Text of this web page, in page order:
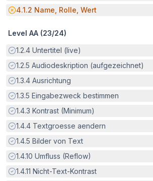
Potenzielle Barriere:
4.1.2 Name, Rolle, Wert
Level AA (23/24)
Erfüllt:
1.2.4 Untertitel (live)
Erfüllt:
1.2.5 Audiodeskription (aufgezeichnet)
Erfüllt:
1.3.4 Ausrichtung
Erfüllt:
1.3.5 Eingabezweck bestimmen
Erfüllt:
1.4.3 Kontrast (Minimum)
Erfüllt:
1.4.4 Textgroesse aendern
Erfüllt:
1.4.5 Bilder von Text
Erfüllt:
1.4.10 Umfluss (Reflow)
Erfüllt:
1.4.11 Nicht-Text-Kontrast